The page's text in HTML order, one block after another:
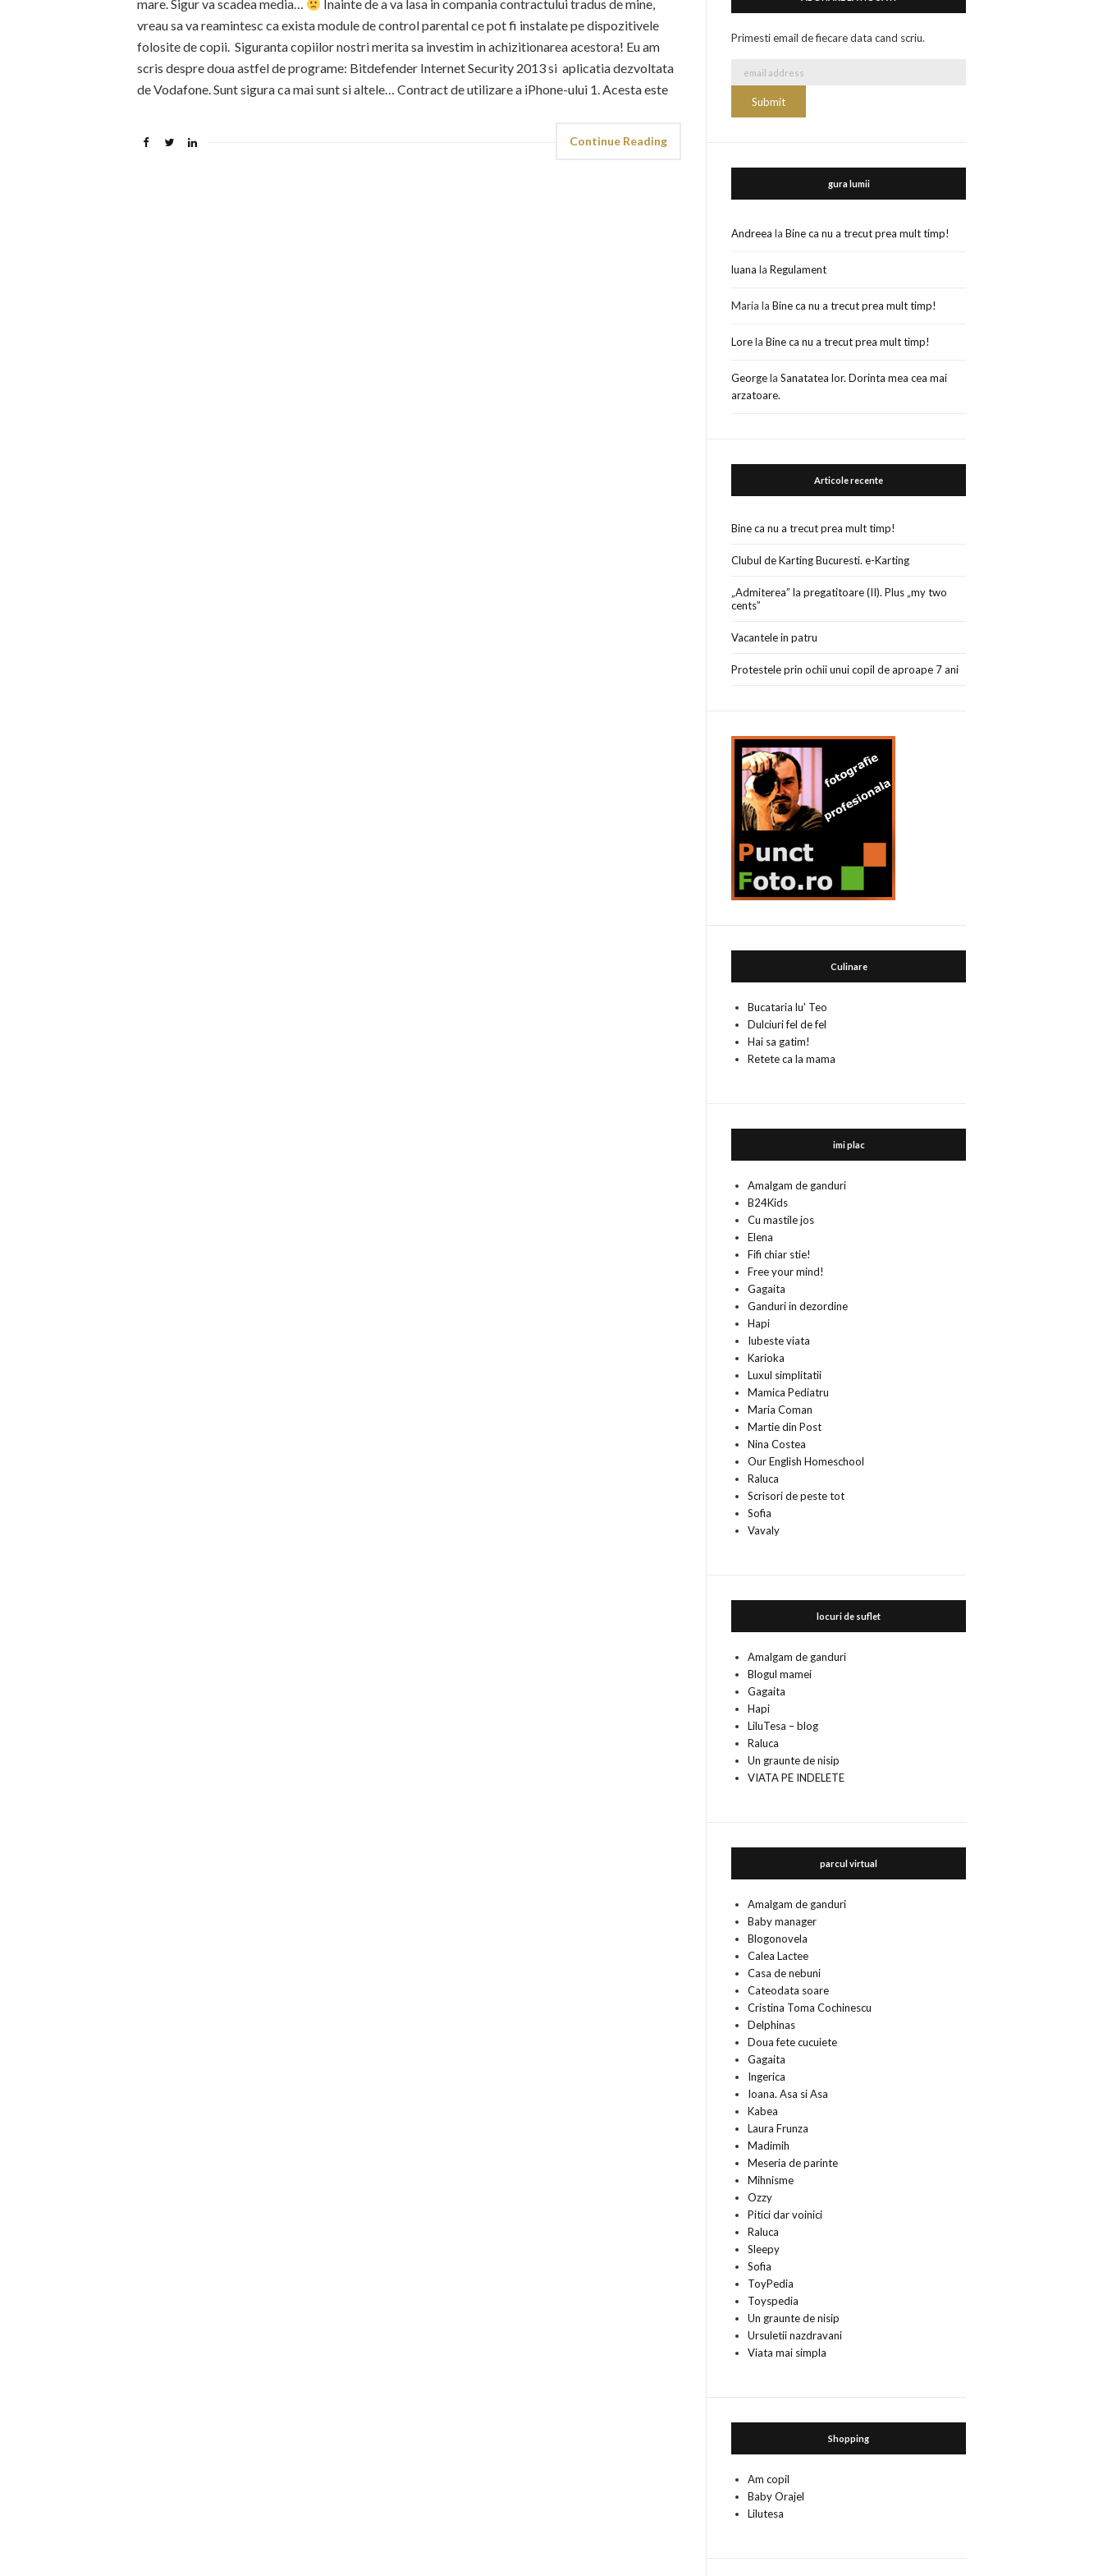
mare. Sigur va scadea media…
Inainte de a va lasa in compania contractului tradus de mine,
vreau sa va reamintesc ca exista module de control parental ce pot fi instalate pe dispozitivele
folosite de copii. Siguranta copiilor nostri merita sa investim in achizitionarea acestora! Eu am
scris despre doua astfel de programe: Bitdefender Internet Security 2013 si aplicatia dezvoltata
de Vodafone. Sunt sigura ca mai sunt si altele… Contract de utilizare a iPhone-ului 1. Acesta este
Continue Reading
Primesti email de fiecare data cand scriu.
gura lumii
Andreea laBine ca nu a trecut prea mult timp!
luana laRegulament
Maria laBine ca nu a trecut prea mult timp!
LorelaBine ca nu a trecut prea mult timp!
GeorgelaSanatatea lor. Dorinta mea cea mai
arzatoare.
Articole recente
Bine ca nu a trecut prea mult timp!
Clubul de Karting Bucuresti. e-Karting
„Admiterea” la pregatitoare (II). Plus „my two
cents”
Vacantele in patru
Protestele prin ochii unui copil de aproape 7 ani
Culinare
Bucataria lu' Teo
Dulciuri fel de fel
Hai sa gatim!
Retete ca la mama
imi plac
Amalgam de ganduri
B24Kids
Cu mastile jos
Elena
Fifi chiar stie!
Free your mind!
Gagaita
Ganduri in dezordine
Hapi
Iubeste viata
Karioka
Luxul simplitatii
Mamica Pediatru
Maria Coman
Martie din Post
Nina Costea
Our English Homeschool
Raluca
Scrisori de peste tot
Sofia
Vavaly
locuri de suflet
Amalgam de ganduri
Blogul mamei
Gagaita
Hapi
LiluTesa – blog
Raluca
Un graunte de nisip
VIATA PE INDELETE
parcul virtual
Amalgam de ganduri
Baby manager
Blogonovela
Calea Lactee
Casa de nebuni
Cateodata soare
Cristina Toma Cochinescu
Delphinas
Doua fete cucuiete
Gagaita
Ingerica
Ioana. Asa si Asa
Kabea
Laura Frunza
Madimih
Meseria de parinte
Mihnisme
Ozzy
Pitici dar voinici
Raluca
Sleepy
Sofia
ToyPedia
Toyspedia
Un graunte de nisip
Ursuletii nazdravani
Viata mai simpla
Shopping
Am copil
Baby Orajel
Lilutesa